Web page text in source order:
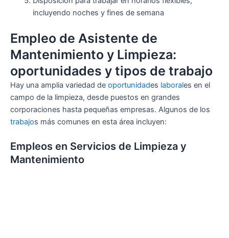
incluyendo noches y fines de semana
Empleo de Asistente de
Mantenimiento y Limpieza:
oportunidades y tipos de trabajo
Hay una amplia variedad de oportunidades laborales en el
campo de la limpieza, desde puestos en grandes
corporaciones hasta pequeñas empresas. Algunos de los
trabajos más comunes en esta área incluyen:
Empleos en Servicios de Limpieza y
Mantenimiento